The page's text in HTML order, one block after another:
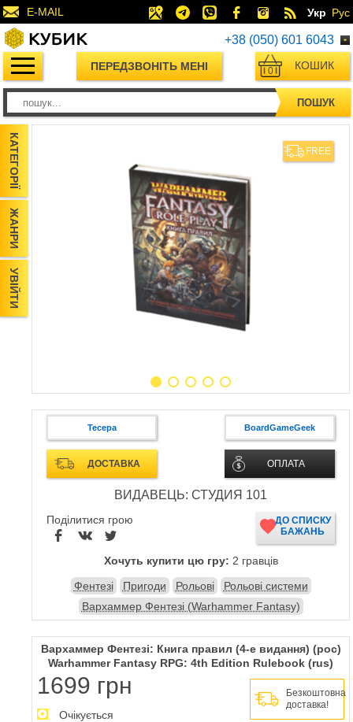
E-MAIL Укр Рус
+38 (050) 601 6043
ПЕРЕДЗВОНІТЬ МЕНІ КОШИК
0
ПОШУК
КАТЕГОРІЇ
ЖАНРИ
УВІЙТИ
FREE
Тесера BoardGameGeek
ДОСТАВКА ОПЛАТА
ВИДАВЕЦЬ: СТУДИЯ 101
Поділитися грою
ДО СПИСКУ
БАЖАНЬ
Хочуть купити цю гру: 2 гравців
Фентезі
Пригоди Рольові
Рольові системи
Вархаммер Фентезі (Warhammer Fantasy)
Вархаммер Фентезі: Книга правил (4-е видання) (рос)
Warhammer Fantasy RPG: 4th Edition Rulebook (rus)
1699 грн
Безкоштовна
доставка!
Очікується